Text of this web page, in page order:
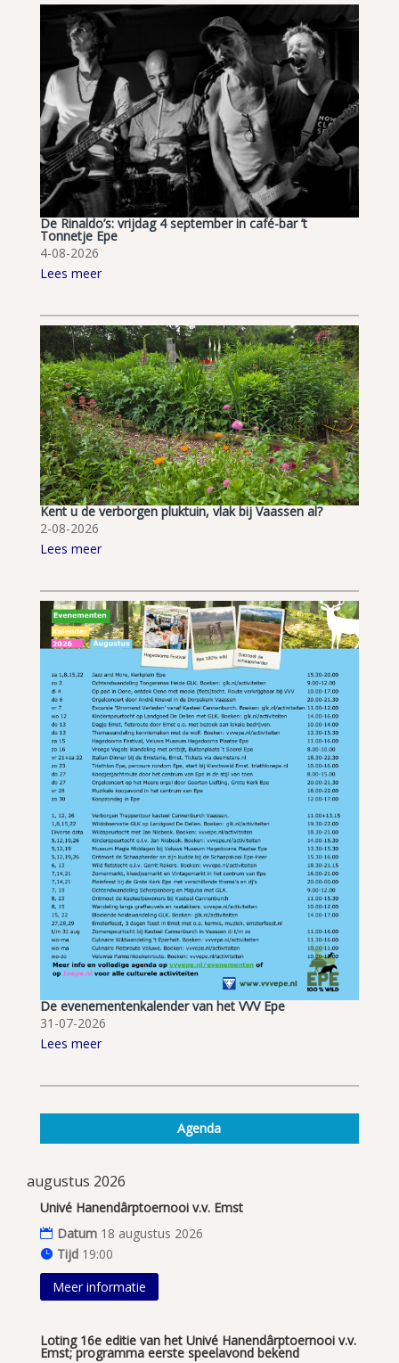
De Rinaldo’s: vrijdag 4 september in café-bar ’t
Tonnetje Epe
4-08-2026
Lees meer
Kent u de verborgen pluktuin, vlak bij Vaassen al?
2-08-2026
Lees meer
De evenementenkalender van het VVV Epe
31-07-2026
Lees meer
Agenda
augustus 2026
Univé Hanendârptoernooi v.v. Emst
Datum 18 augustus 2026
Tijd 19:00
Meer informatie
Loting 16e editie van het Univé Hanendârptoernooi v.v.
Emst; programma eerste speelavond bekend